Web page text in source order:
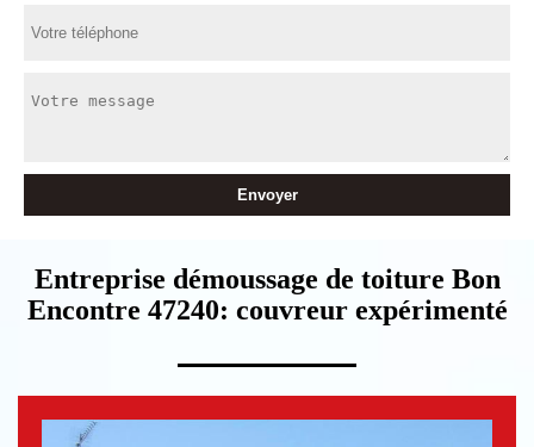
Entreprise démoussage de toiture Bon
Encontre 47240: couvreur expérimenté